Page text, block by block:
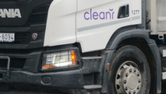
ka piekrītat personas datu